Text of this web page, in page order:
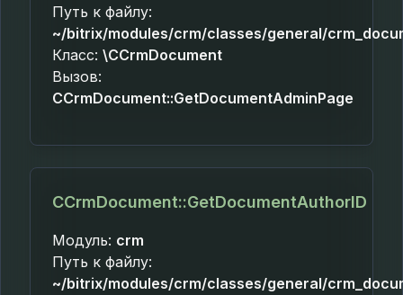
Путь к файлу:
~/bitrix/modules/crm/classes/general/
Класс: \CCrmDocument
Вызов:
CCrmDocument::GetDocumentAdminPage
CCrmDocument::GetDocumentAuthorID
Модуль: crm
Путь к файлу:
~/bitrix/modules/crm/classes/general/